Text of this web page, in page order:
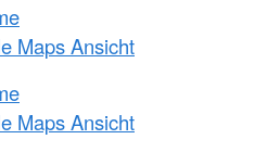
Maps Ansicht
Maps Ansicht